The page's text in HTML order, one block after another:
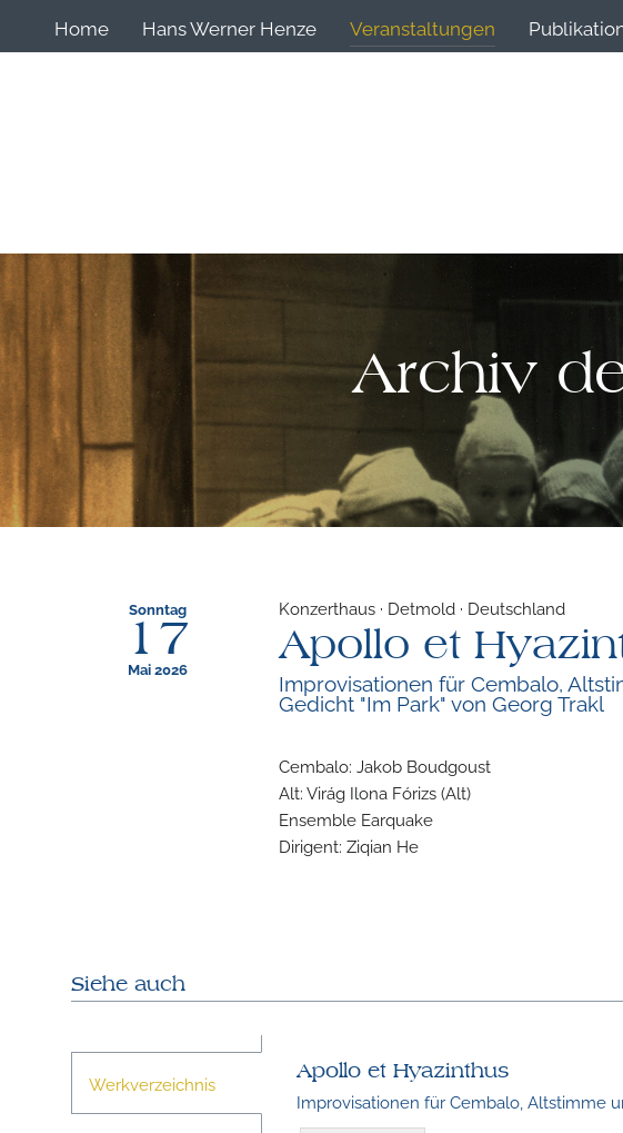
Home Hans Werner Henze Veranstaltungen
Archiv
Sonntag
17
Mai 2026
Konzerthaus · Detmold · Deutschland
Apollo et
Improvisationen für Cembalo,
Gedicht "Im Park" von Georg Trakl
Cembalo: Jakob Boudgoust
Alt: Virág Ilona Fórizs (Alt)
Ensemble Earquake
Dirigent: Ziqian He
Siehe auch
Werkverzeichnis
Apollo et Hyazinthus
Improvisationen für Cembalo, Altstimme